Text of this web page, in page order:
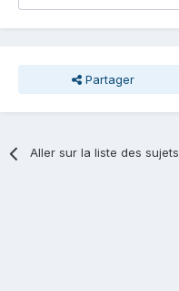
Partager
Aller sur la liste des sujets